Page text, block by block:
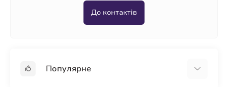
До контактів
Популярне